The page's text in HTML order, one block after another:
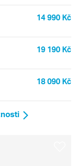
14 990 Kč
19 190 Kč
18 090 Kč